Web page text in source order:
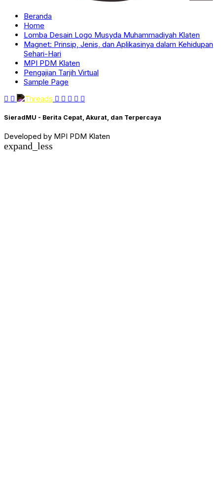
Beranda
Home
Lomba Desain Logo Musyda Muhammadiyah Klaten
Magnet: Prinsip, Jenis, dan Aplikasinya dalam Kehidupan
Sehari-Hari
MPI PDM Klaten
Pengajian Tarjih Virtual
Sample Page
SieradMU - Berita Cepat, Akurat, dan Terpercaya
Developed by MPI PDM Klaten
expand_less